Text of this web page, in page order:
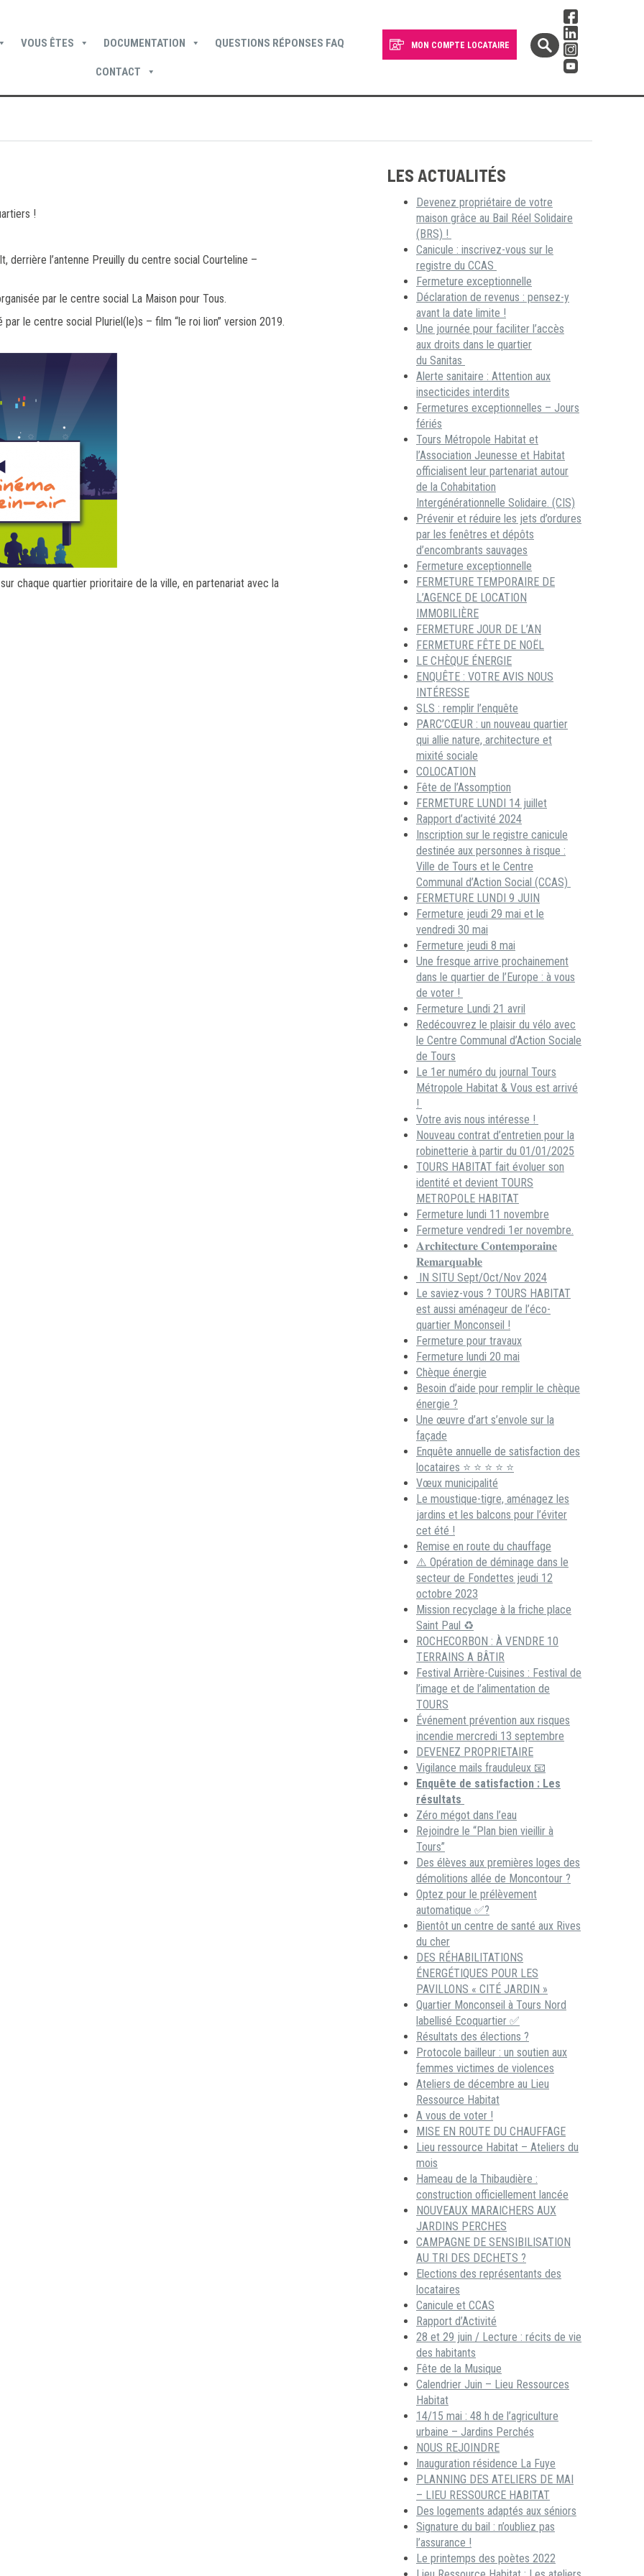
VOUS ÊTES DOCUMENTATION QUESTIONS RÉPONSES FAQ
CONTACT
MON COMPTE LOCATAIRE
LES ACTUALITÉS
Devenez propriétaire de votre
maison grâce au Bail Réel Solidaire
(BRS) !
Canicule : inscrivez-vous sur le
registre du CCAS
Fermeture exceptionnelle
Déclaration de revenus : pensez-y
avant la date limite !
Une journée pour faciliter l’accès
aux droits dans le quartier
du Sanitas
Alerte sanitaire : Attention aux
insecticides interdits
Fermetures exceptionnelles – Jours
fériés
Tours Métropole Habitat et
l’Association Jeunesse et Habitat
officialisent leur partenariat autour
de la Cohabitation
Intergénérationnelle Solidaire. (CIS)
Prévenir et réduire les jets d’ordures
par les fenêtres et dépôts
d’encombrants sauvages
Fermeture exceptionnelle
FERMETURE TEMPORAIRE DE
L’AGENCE DE LOCATION
IMMOBILIÈRE
FERMETURE JOUR DE L’AN
FERMETURE FÊTE DE NOËL
LE CHÈQUE ÉNERGIE
ENQUÊTE : VOTRE AVIS NOUS
INTÉRESSE
SLS : remplir l’enquête
PARC’CŒUR : un nouveau quartier
qui allie nature, architecture et
mixité sociale
COLOCATION
Fête de l’Assomption
FERMETURE LUNDI 14 juillet
Rapport d’activité 2024
Inscription sur le registre canicule
destinée aux personnes à risque :
Ville de Tours et le Centre
Communal d’Action Social (CCAS)
FERMETURE LUNDI 9 JUIN
Fermeture jeudi 29 mai et le
vendredi 30 mai
Fermeture jeudi 8 mai
Une fresque arrive prochainement
dans le quartier de l’Europe : à vous
de voter !
Fermeture Lundi 21 avril
Redécouvrez le plaisir du vélo avec
le Centre Communal d’Action Sociale
de Tours
Le 1er numéro du journal Tours
Métropole Habitat & Vous est arrivé
!
Votre avis nous intéresse !
Nouveau contrat d’entretien pour la
robinetterie à partir du 01/01/2025
TOURS HABITAT fait évoluer son
identité et devient TOURS
METROPOLE HABITAT
Fermeture lundi 11 novembre
Fermeture vendredi 1er novembre.
𝐀𝐫𝐜𝐡𝐢𝐭𝐞𝐜𝐭𝐮𝐫𝐞 𝐂𝐨𝐧𝐭𝐞𝐦𝐩𝐨𝐫𝐚𝐢𝐧𝐞
𝐑𝐞𝐦𝐚𝐫𝐪𝐮𝐚𝐛𝐥𝐞
IN SITU Sept/Oct/Nov 2024
Le saviez-vous ? TOURS HABITAT
est aussi aménageur de l’éco-
quartier Monconseil !
Fermeture pour travaux
Fermeture lundi 20 mai
Chèque énergie
Besoin d’aide pour remplir le chèque
énergie ?
Une œuvre d’art s’envole sur la
façade
Enquête annuelle de satisfaction des
locataires ⭐ ⭐ ⭐ ⭐ ⭐
Vœux municipalité
Le moustique-tigre, aménagez les
jardins et les balcons pour l’éviter
cet été !
Remise en route du chauffage
⚠️ Opération de déminage dans le
secteur de Fondettes jeudi 12
octobre 2023
Mission recyclage à la friche place
Saint Paul ♻️
ROCHECORBON : À VENDRE 10
TERRAINS A BÂTIR
Festival Arrière-Cuisines : Festival de
l’image et de l’alimentation de
TOURS
Événement prévention aux risques
incendie mercredi 13 septembre
DEVENEZ PROPRIETAIRE
Vigilance mails frauduleux 📧
Enquête de satisfaction : Les
résultats
Zéro mégot dans l’eau
Rejoindre le “Plan bien vieillir à
Tours”
Des élèves aux premières loges des
démolitions allée de Moncontour ?
Optez pour le prélèvement
automatique ✅?
Bientôt un centre de santé aux Rives
du cher
DES RÉHABILITATIONS
ÉNERGÉTIQUES POUR LES
PAVILLONS « CITÉ JARDIN »
Quartier Monconseil à Tours Nord
labellisé Ecoquartier ✅
Résultats des élections ?
Protocole bailleur : un soutien aux
femmes victimes de violences
Ateliers de décembre au Lieu
Ressource Habitat
A vous de voter !
MISE EN ROUTE DU CHAUFFAGE
Lieu ressource Habitat – Ateliers du
mois
Hameau de la Thibaudière :
construction officiellement lancée
NOUVEAUX MARAICHERS AUX
JARDINS PERCHES
CAMPAGNE DE SENSIBILISATION
AU TRI DES DECHETS ?
Elections des représentants des
locataires
Canicule et CCAS
Rapport d’Activité
28 et 29 juin / Lecture : récits de vie
des habitants
Fête de la Musique
Calendrier Juin – Lieu Ressources
Habitat
14/15 mai : 48 h de l’agriculture
urbaine – Jardins Perchés
NOUS REJOINDRE
Inauguration résidence La Fuye
PLANNING DES ATELIERS DE MAI
– LIEU RESSOURCE HABITAT
Des logements adaptés aux séniors
Signature du bail : n’oubliez pas
l’assurance !
Le printemps des poètes 2022
!
derrière l’antenne Preuilly du centre social Courteline –
par le centre social La Maison pour Tous.
le centre social Pluriel(le)s – film “le roi lion” version 2019.
chaque quartier prioritaire de la ville, en partenariat avec la